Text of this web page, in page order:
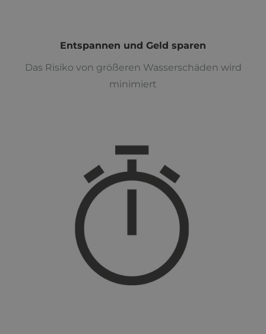
Entspannen und Geld sparen
Das Risiko von größeren Wasserschäden wird
minimiert